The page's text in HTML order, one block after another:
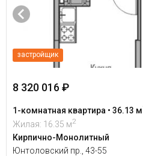
застройщик
8 320 016 ₽
1-комнатная квартира • 36.13 м
Жилая: 16.35 м2
Кирпично-Монолитный
Юнтоловский пр., 43-55